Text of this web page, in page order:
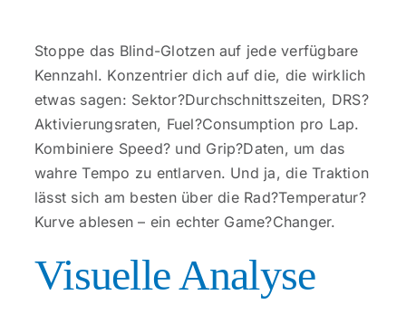
Stoppe das Blind-Glotzen auf jede verfügbare
Kennzahl. Konzentrier dich auf die, die wirklich
etwas sagen: Sektor?Durchschnittszeiten, DRS?
Aktivierungsraten, Fuel?Consumption pro Lap.
Kombiniere Speed? und Grip?Daten, um das
wahre Tempo zu entlarven. Und ja, die Traktion
lässt sich am besten über die Rad?Temperatur?
Kurve ablesen – ein echter Game?Changer.
Visuelle Analyse